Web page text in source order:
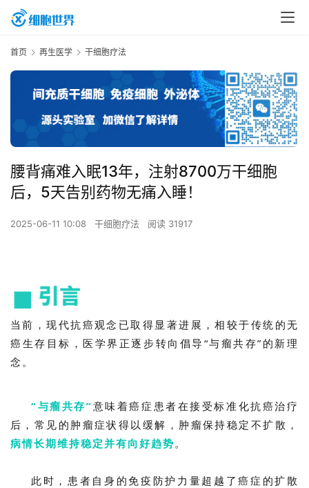
首页 再生医学 干细胞疗法
腰背痛难入眠13年，注射8700万干细胞
后，5天告别药物无痛入睡！
2025-06-11 10:08 干细胞疗法 阅读 31917
当前，现代抗癌观念已取得显著进展，相较于传统的无
癌生存目标，医学界正逐步转向倡导“与瘤共存”的新理
念。
“与瘤共存”意味着癌症患者在接受标准化抗癌治疗
后，常见的肿瘤症状得以缓解，肿瘤保持稳定不扩散，
病情长期维持稳定并有向好趋势 。
此时，患者自身的免疫防护力量超越了癌症的扩散